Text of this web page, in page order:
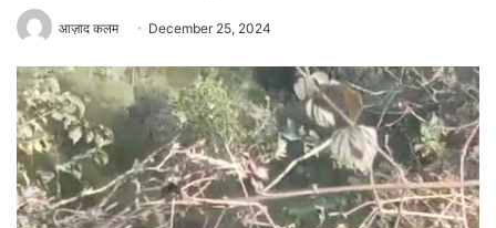
आज़ाद कलम December 25, 2024